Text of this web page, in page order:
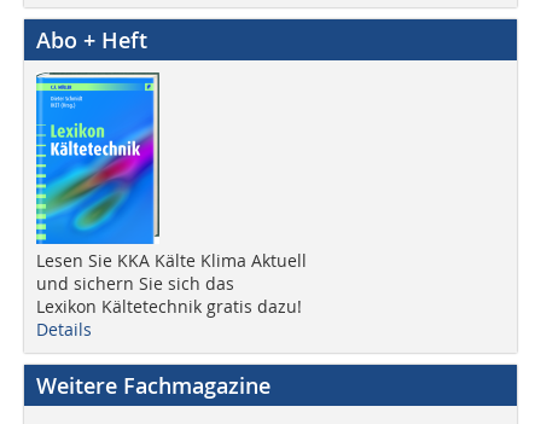
Abo + Heft
Lesen Sie KKA Kälte Klima Aktuell
und sichern Sie sich das
Lexikon Kältetechnik gratis dazu!
Details
Weitere Fachmagazine